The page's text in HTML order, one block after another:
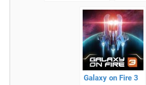
парить в
воздухе
Galaxy on Fire 3